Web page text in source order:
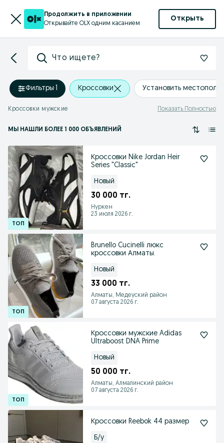
Продолжить в приложении
Открывайте OLX одним касанием
Открыть
Что ищете?
Фильтры·1 Кроссовки Установить
Кроссовки мужские Показать Полностью
МЫ НАШЛИ БОЛЕЕ 1 000 ОБЪЯВЛЕНИЙ
Кроссовки Nike Jordan Heir
Series "Classic"
Новый
30 000 тг.
Нуркен
23 июля 2026 г.
Brunello Cucinelli люкс
кроссовки Алматы.
Новый
33 000 тг.
Алматы, Медеуский район
07 августа 2026 г.
Кроссовки мужские Adidas
Ultraboost DNA Prime
Новый
50 000 тг.
Алматы, Алмалинский район
07 августа 2026 г.
Кроссовки Reebok 44 размер
Б/у